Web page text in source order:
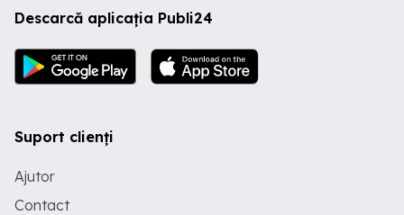
Descarcă aplicația Publi24
Suport clienți
Ajutor
Contact